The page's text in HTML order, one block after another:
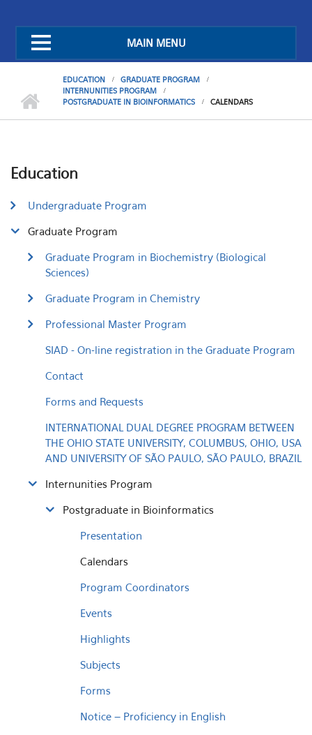
MAIN MENU
EDUCATION
GRADUATE PROGRAM
INTERNUNITIES PROGRAM
POSTGRADUATE IN BIOINFORMATICS
CALENDARS
Education
Undergraduate Program
Graduate Program
Graduate Program in Biochemistry (Biological
Sciences)
Graduate Program in Chemistry
Professional Master Program
SIAD - On-line registration in the Graduate Program
Contact
Forms and Requests
INTERNATIONAL DUAL DEGREE PROGRAM BETWEEN
THE OHIO STATE UNIVERSITY, COLUMBUS, OHIO, USA
AND UNIVERSITY OF SÃO PAULO, SÃO PAULO, BRAZIL
Internunities Program
Postgraduate in Bioinformatics
Presentation
Calendars
Program Coordinators
Events
Highlights
Subjects
Forms
Notice – Proficiency in English